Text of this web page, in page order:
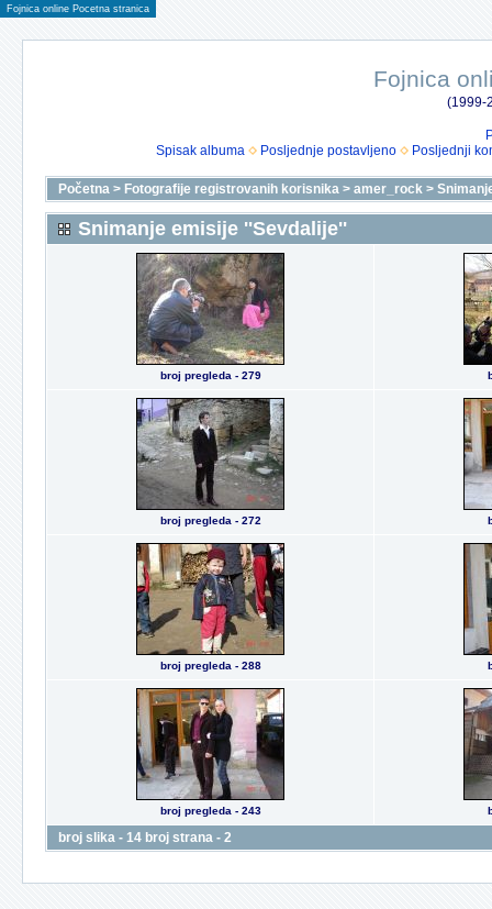
Fojnica online Pocetna stranica
Fojnica
(1999-
Spisak albuma
Posljednje postavljeno Posljednji
Početna > Fotografije registrovanih korisnika > amer_rock >
Snimanje emisije ''Sevdalije''
broj pregleda - 279
broj pregleda - 272
broj pregleda - 288
broj pregleda - 243
broj slika - 14 broj strana - 2